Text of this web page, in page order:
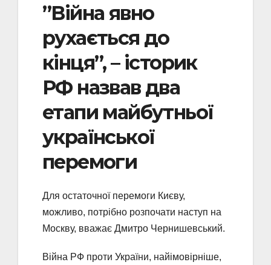
”Війна явно
рухається до
кінця”, – історик
РФ назвав два
етапи майбутньої
української
перемоги
Для остаточної перемоги Києву,
можливо, потрібно розпочати наступ на
Москву, вважає Дмитро Чернишевський.
Війна РФ проти України, найімовірніше,